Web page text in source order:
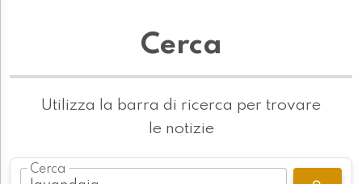
Cerca
Utilizza la barra di ricerca per trovare
le notizie
Cerca